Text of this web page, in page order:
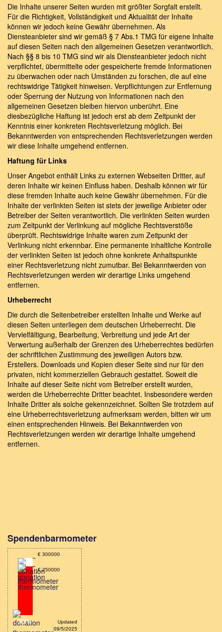
Die Inhalte unserer Seiten wurden mit größter Sorgfalt erstellt.
Für die Richtigkeit, Vollständigkeit und Aktualität der Inhalte
können wir jedoch keine Gewähr übernehmen. Als
Diensteanbieter sind wir gemäß § 7 Abs.1 TMG für eigene Inhalte
auf diesen Seiten nach den allgemeinen Gesetzen verantwortlich.
Nach §§ 8 bis 10 TMG sind wir als Diensteanbieter jedoch nicht
verpflichtet, übermittelte oder gespeicherte fremde Informationen
zu überwachen oder nach Umständen zu forschen, die auf eine
rechtswidrige Tätigkeit hinweisen. Verpflichtungen zur Entfernung
oder Sperrung der Nutzung von Informationen nach den
allgemeinen Gesetzen bleiben hiervon unberührt. Eine
diesbezügliche Haftung ist jedoch erst ab dem Zeitpunkt der
Kenntnis einer konkreten Rechtsverletzung möglich. Bei
Bekanntwerden von entsprechenden Rechtsverletzungen werden
wir diese Inhalte umgehend entfernen.
Haftung für Links
Unser Angebot enthält Links zu externen Webseiten Dritter, auf
deren Inhalte wir keinen Einfluss haben. Deshalb können wir für
diese fremden Inhalte auch keine Gewähr übernehmen. Für die
Inhalte der verlinkten Seiten ist stets der jeweilige Anbieter oder
Betreiber der Seiten verantwortlich. Die verlinkten Seiten wurden
zum Zeitpunkt der Verlinkung auf mögliche Rechtsverstöße
überprüft. Rechtswidrige Inhalte waren zum Zeitpunkt der
Verlinkung nicht erkennbar. Eine permanente inhaltliche Kontrolle
der verlinkten Seiten ist jedoch ohne konkrete Anhaltspunkte
einer Rechtsverletzung nicht zumutbar. Bei Bekanntwerden von
Rechtsverletzungen werden wir derartige Links umgehend
entfernen.
Urheberrecht
Die durch die Seitenbetreiber erstellten Inhalte und Werke auf
diesen Seiten unterliegen dem deutschen Urheberrecht. Die
Vervielfältigung, Bearbeitung, Verbreitung und jede Art der
Verwertung außerhalb der Grenzen des Urheberrechtes bedürfen
der schriftlichen Zustimmung des jeweiligen Autors bzw.
Erstellers. Downloads und Kopien dieser Seite sind nur für den
privaten, nicht kommerziellen Gebrauch gestattet. Soweit die
Inhalte auf dieser Seite nicht vom Betreiber erstellt wurden,
werden die Urheberrechte Dritter beachtet. Insbesondere werden
Inhalte Dritter als solche gekennzeichnet. Sollten Sie trotzdem auf
eine Urheberrechtsverletzung aufmerksam werden, bitten wir um
einen entsprechenden Hinweis. Bei Bekanntwerden von
Rechtsverletzungen werden wir derartige Inhalte umgehend
entfernen.
Spendenbarmometer
€ 300000
€ 250000
83%
Updated
09/5/2025